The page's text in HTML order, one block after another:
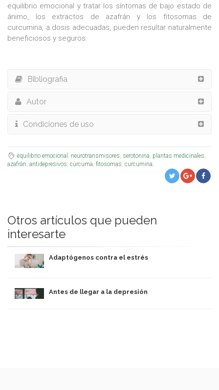
equilibrio emocional y tratar los síntomas de bajo estado de
ánimo, los extractos de azafrán y los fitosomas de
curcumina, a dosis adecuadas, pueden resultar naturalmente
beneficiosos y seguros.
Bibliografia
Autor
Condiciones de uso
equilibrio emocional neurotransmisores serotonina plantas medicinales
azafrán antidepresivos cúrcuma fitosomas curcumina
Otros artículos que pueden
interesarte
Adaptógenos contra el estrés
Antes de llegar a la depresión